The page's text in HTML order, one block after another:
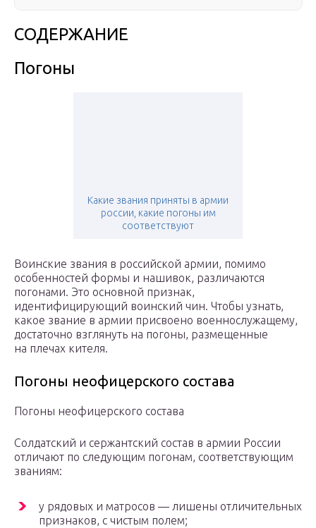
СОДЕРЖАНИЕ
Погоны
Какие звания приняты в армии
россии, какие погоны им
соответствуют
Воинские звания в российской армии, помимо
особенностей формы и нашивок, различаются
погонами. Это основной признак,
идентифицирующий воинский чин. Чтобы узнать,
какое звание в армии присвоено военнослужащему,
достаточно взглянуть на погоны, размещенные
на плечах кителя.
Погоны неофицерского состава
Погоны неофицерского состава
Солдатский и сержантский состав в армии России
отличают по следующим погонам, соответствующим
званиям:
у рядовых и матросов — лишены отличительных
признаков, с чистым полем;